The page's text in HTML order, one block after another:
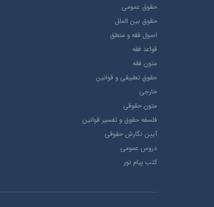
حقوق عمومی
حقوق بين الملل
اصول فقه و منطق
قواعد فقه
متون فقه
حقوق تطبيقي و قوانین
خارجی
متون حقوقي
فلسفه حقوق و تفسیر قوانین
آیین نگارش حقوقی
دروس عمومی
کتب پیام نور